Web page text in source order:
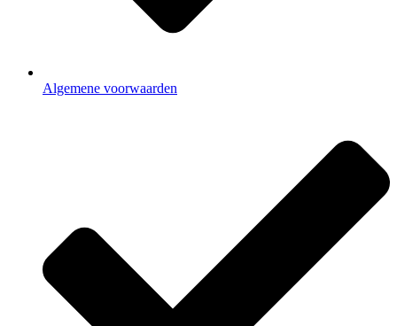
Algemene voorwaarden